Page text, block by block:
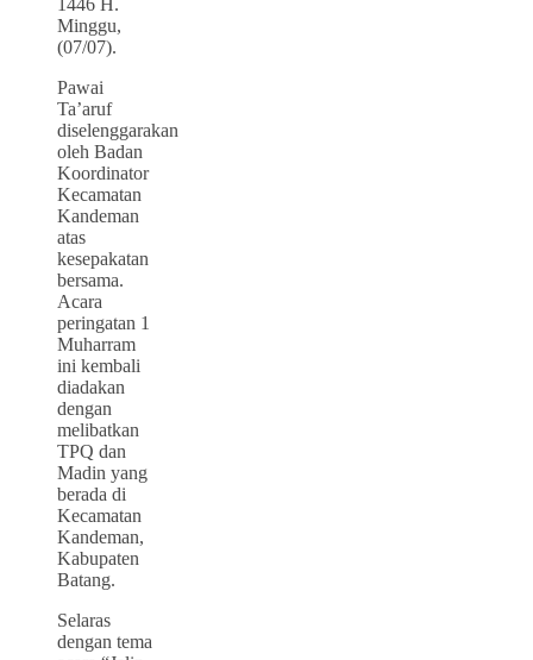
Minggu,
(07/07).
Pawai
Ta’aruf
diselenggarakan
oleh Badan
Koordinator
Kecamatan
Kandeman
atas
kesepakatan
bersama.
Acara
peringatan 1
Muharram
ini kembali
diadakan
dengan
melibatkan
TPQ dan
Madin yang
berada di
Kecamatan
Kandeman,
Kabupaten
Batang.
Selaras
dengan tema